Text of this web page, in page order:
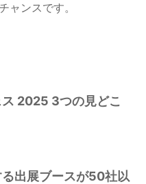
ャンスです。
2025 3つの見どこ
出展ブースが50社以